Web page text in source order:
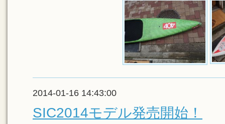
2014-01-16 14:43:00
SIC2014モデル発売開始！